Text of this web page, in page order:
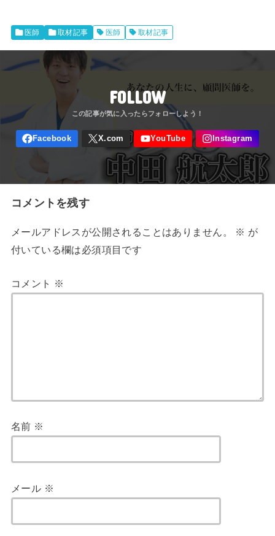
医師 取材記事 医師 取材記事
FOLLOW
コメントを残す
メールアドレスが公開されることはありません。 ※ が
付いている欄は必須項目です
コメント ※
名前 ※
メール ※